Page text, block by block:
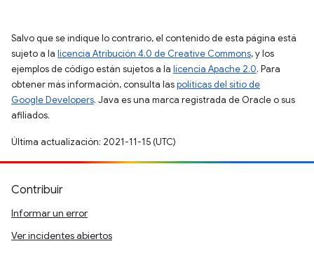
Salvo que se indique lo contrario, el contenido de esta página está
sujeto a la licencia Atribución 4.0 de Creative Commons, y los
ejemplos de código están sujetos a la licencia Apache 2.0. Para
obtener más información, consulta laspolíticas del sitio de
Google Developers. Java es una marca registrada de Oracle o sus
afiliados.
Última actualización: 2021-11-15 (UTC)
Contribuir
Informar un error
Ver incidentes abiertos